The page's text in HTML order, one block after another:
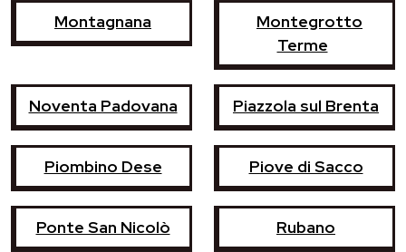
Montagnana
Montegrotto
Terme
Noventa Padovana Piazzola sul Brenta
Piombino Dese Piove di Sacco
Ponte San Nicolò Rubano